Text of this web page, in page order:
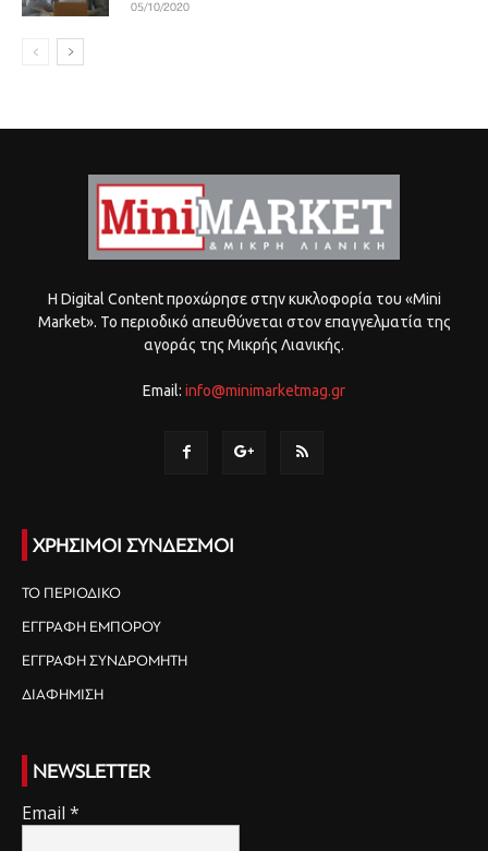
05/10/2020
Η Digital Content προχώρησε στην κυκλοφορία του «Mini
Market». Το περιοδικό απευθύνεται στον επαγγελματία της
αγοράς της Μικρής Λιανικής.
Email: info@minimarketmag.gr
ΧΡΗΣΙΜΟΙ ΣΥΝΔΕΣΜΟΙ
ΤΟ ΠΕΡΙΟΔΙΚΟ
ΕΓΓΡΑΦΗ ΕΜΠΟΡΟΥ
ΕΓΓΡΑΦΗ ΣΥΝΔΡΟΜΗΤΗ
ΔΙΑΦΗΜΙΣΗ
NEWSLETTER
Email *